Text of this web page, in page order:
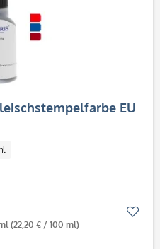
EU
(22,20 € / 100 ml)